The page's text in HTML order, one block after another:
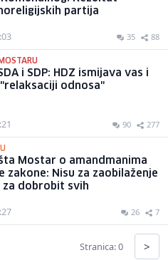
partija
35 88
i SDP: HDZ ismijava vas i
odnosa"
90 277
Mostar o amandmanima
zakone: Nisu za zaobilaženje
za dobrobit svih
26 7
Stranica: 0 >